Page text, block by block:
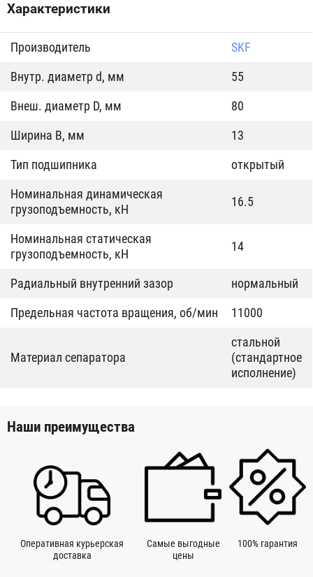
Характеристики
Производитель
SKF
Внутр. диаметр d, мм
55
Внеш. диаметр D, мм
80
Ширина B, мм
13
Тип подшипника
открытый
Номинальная динамическая
грузоподъемность, кН
16.5
Номинальная статическая
грузоподъемность, кН
14
Радиальный внутренний зазор
нормальный
Предельная частота вращения, об/мин
11000
Материал сепаратора
стальной
(стандартное
исполнение)
Наши преимущества
Оперативная курьерская
доставка
Самые выгодные
цены
100% гарантия